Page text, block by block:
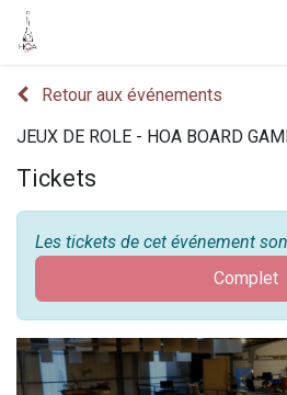
Retour aux événements
JEUX DE ROLE - HOA BOARD
Tickets
Les tickets de cet événement
Complet